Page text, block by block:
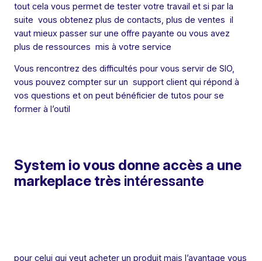
tout cela vous permet de tester votre travail et si par la
suite vous obtenez plus de contacts, plus de ventes il
vaut mieux passer sur une offre payante ou vous avez
plus de ressources mis à votre service
Vous rencontrez des difficultés pour vous servir de SIO,
vous pouvez compter sur un support client qui répond à
vos questions et on peut bénéficier de tutos pour se
former à l’outil
System io vous donne accès a une
markeplace très intéressante
pour celui qui veut acheter un produit mais l’avantage vous